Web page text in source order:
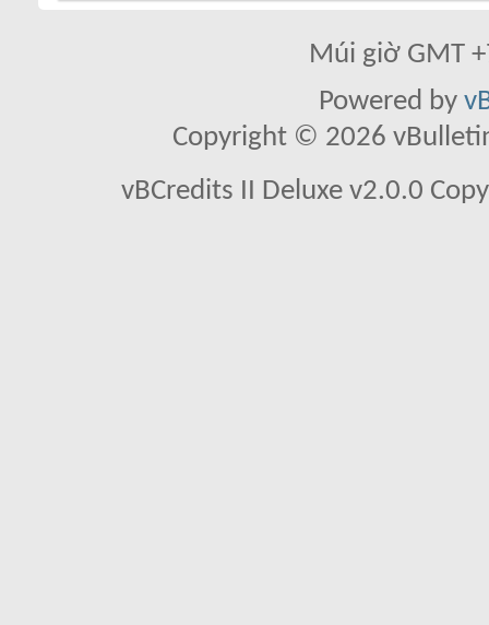
Múi giờ GMT
Powered by
Copyright © 2026
vBCredits II Deluxe v2.0.0